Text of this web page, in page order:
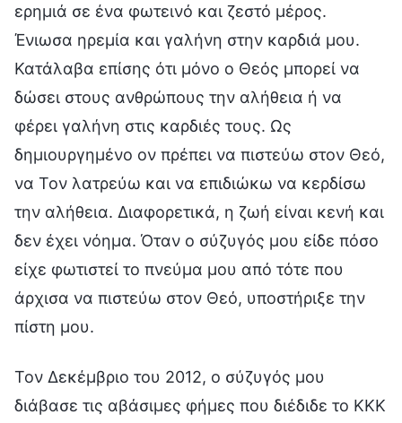
ερημιά σε ένα φωτεινό και ζεστό μέρος.
Ένιωσα ηρεμία και γαλήνη στην καρδιά μου.
Κατάλαβα επίσης ότι μόνο ο Θεός μπορεί να
δώσει στους ανθρώπους την αλήθεια ή να
φέρει γαλήνη στις καρδιές τους. Ως
δημιουργημένο ον πρέπει να πιστεύω στον Θεό,
να Τον λατρεύω και να επιδιώκω να κερδίσω
την αλήθεια. Διαφορετικά, η ζωή είναι κενή και
δεν έχει νόημα. Όταν ο σύζυγός μου είδε πόσο
είχε φωτιστεί το πνεύμα μου από τότε που
άρχισα να πιστεύω στον Θεό, υποστήριξε την
πίστη μου.
Τον Δεκέμβριο του 2012, ο σύζυγός μου
διάβασε τις αβάσιμες φήμες που διέδιδε το ΚΚΚ